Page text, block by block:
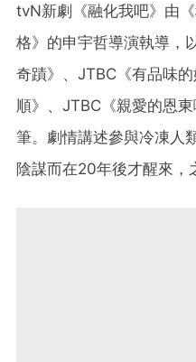
tvN新劇《融化我吧》由
格》的申宇哲導演執導，
奇蹟》、JTBC《有品味
順》、JTBC《親愛的恩
筆。劇情講述參與冷凍人
陰謀而在20年後才醒來，